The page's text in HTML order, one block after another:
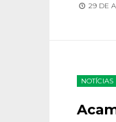
29 DE
NOTÍCIAS